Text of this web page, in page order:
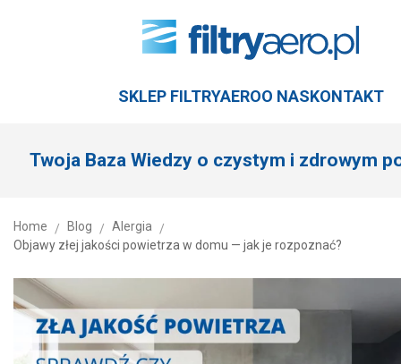
SKLEP FILTRYAEROO NASKONTAKT
Twoja Baza Wiedzy o czystym i zdrowym
Home / Blog / Alergia
/
Objawy złej jakości powietrza w domu — jak je rozpoznać?